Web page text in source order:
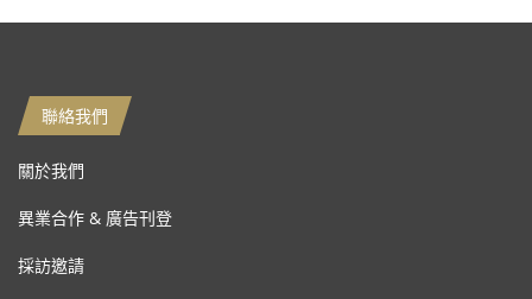
聯絡我們
關於我們
異業合作 & 廣告刊登
採訪邀請